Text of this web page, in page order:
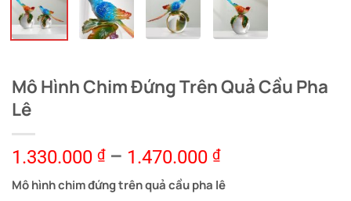
Mô Hình Chim Đứng Trên Quả Cầu Pha
Lê
1.330.000 ₫– 1.470.000 ₫
Mô hình chim đứng trên quả cầu pha lê